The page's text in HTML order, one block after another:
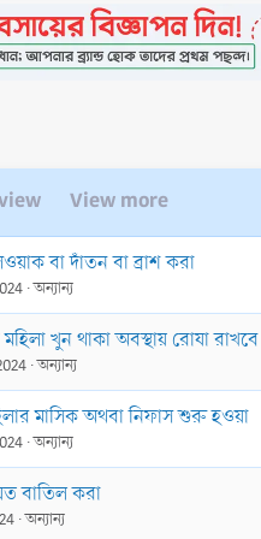
View more
বা দাঁতন বা ব্রাশ করা
অন্যান্য
খুন থাকা অবস্থায় রোযা রাখবে
অন্যান্য
মাসিক অথবা নিফাস শুরু হওয়া
অন্যান্য
বাতিল করা
অন্যান্য